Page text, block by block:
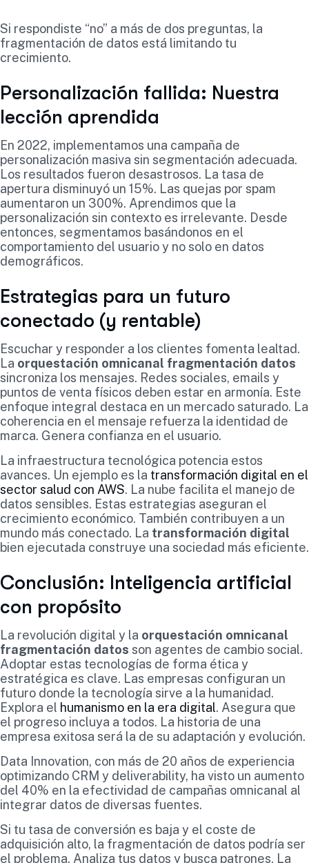
Si respondiste “no” a más de dos preguntas, la
fragmentación de datos está limitando tu
crecimiento.
Personalización fallida: Nuestra
lección aprendida
En 2022, implementamos una campaña de
personalización masiva sin segmentación adecuada.
Los resultados fueron desastrosos. La tasa de
apertura disminuyó un 15%. Las quejas por spam
aumentaron un 300%. Aprendimos que la
personalización sin contexto es irrelevante. Desde
entonces, segmentamos basándonos en el
comportamiento del usuario y no solo en datos
demográficos.
Estrategias para un futuro
conectado (y rentable)
Escuchar y responder a los clientes fomenta lealtad.
La orquestación omnicanal fragmentación datos
sincroniza los mensajes. Redes sociales, emails y
puntos de venta físicos deben estar en armonía. Este
enfoque integral destaca en un mercado saturado. La
coherencia en el mensaje refuerza la identidad de
marca. Genera confianza en el usuario.
La infraestructura tecnológica potencia estos
avances. Un ejemplo es la transformación digital en el
sector salud con AWS. La nube facilita el manejo de
datos sensibles. Estas estrategias aseguran el
crecimiento económico. También contribuyen a un
mundo más conectado. La transformación digital
bien ejecutada construye una sociedad más eficiente.
Conclusión: Inteligencia artificial
con propósito
La revolución digital y la orquestación omnicanal
fragmentación datos son agentes de cambio social.
Adoptar estas tecnologías de forma ética y
estratégica es clave. Las empresas configuran un
futuro donde la tecnología sirve a la humanidad.
Explora el humanismo en la era digital. Asegura que
el progreso incluya a todos. La historia de una
empresa exitosa será la de su adaptación y evolución.
Data Innovation, con más de 20 años de experiencia
optimizando CRM y deliverability, ha visto un aumento
del 40% en la efectividad de campañas omnicanal al
integrar datos de diversas fuentes.
Si tu tasa de conversión es baja y el coste de
adquisición alto, la fragmentación de datos podría ser
el problema. Analiza tus datos y busca patrones. La